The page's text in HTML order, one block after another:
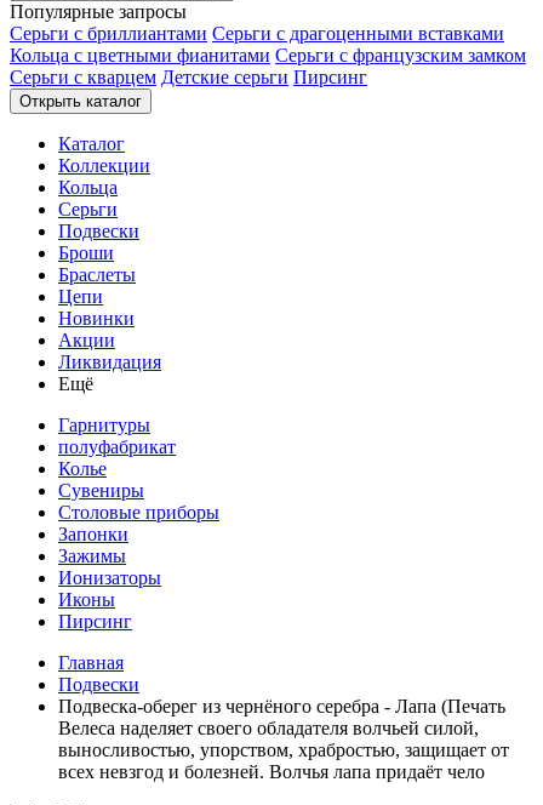
Популярные запросы
Серьги с бриллиантами Серьги с драгоценными вставками
Кольца с цветными фианитами Серьги с французским замком
Серьги с кварцем Детские серьги Пирсинг
Открыть каталог
Каталог
Коллекции
Кольца
Серьги
Подвески
Броши
Браслеты
Цепи
Новинки
Акции
Ликвидация
Ещё
Гарнитуры
полуфабрикат
Колье
Сувениры
Столовые приборы
Запонки
Зажимы
Ионизаторы
Иконы
Пирсинг
Главная
Подвески
Подвеска-оберег из чернёного серебра - Лапа (Печать
Велеса наделяет своего обладателя волчьей силой,
выносливостью, упорством, храбростью, защищает от
всех невзгод и болезней. Волчья лапа придаёт чело